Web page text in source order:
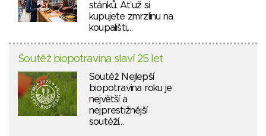
stánků. Ať už si
kupujete zmrzlinu na
koupališti,…
Soutěž biopotravina slaví 25 let
Soutěž Nejlepší
biopotravina roku je
největší a
nejprestižnější
soutěží…